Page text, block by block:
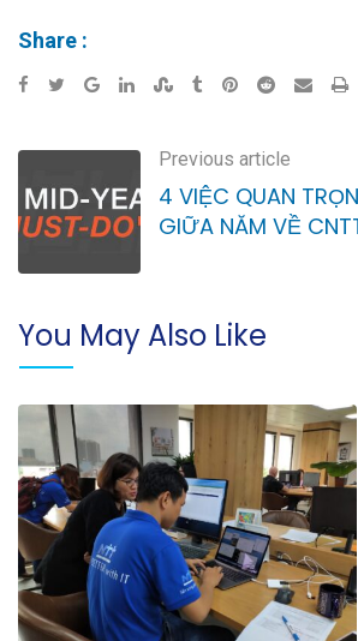
Share :
Previous article
4 VIỆC QUAN
GIỮA NĂM VỀ
You May Also Like